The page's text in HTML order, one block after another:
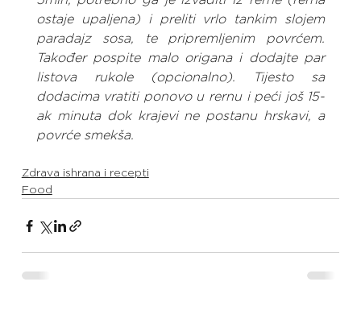
ostaje upaljena) i preliti vrlo tankim slojem
paradajz sosa, te pripremljenim povrćem.
Također pospite malo origana i dodajte par
listova rukole (opcionalno). Tijesto sa
dodacima vratiti ponovo u rernu i peći još 15-
ak minuta dok krajevi ne postanu hrskavi, a
povrće smekša.
Zdrava ishrana i recepti
Food